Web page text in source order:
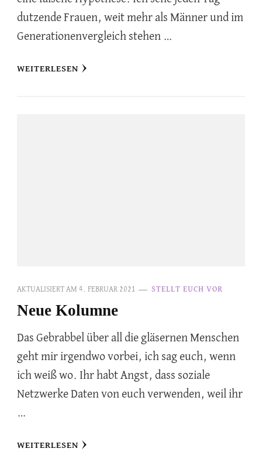
dutzende Frauen, weit mehr als Männer und im
Generationenvergleich stehen …
WEITERLESEN
AKTUALISIERT AM 4. FEBRUAR 2021 STELLT EUCH VOR
Neue Kolumne
Das Gebrabbel über all die gläsernen Menschen
geht mir irgendwo vorbei, ich sag euch, wenn
ich weiß wo. Ihr habt Angst, dass soziale
Netzwerke Daten von euch verwenden, weil ihr
…
WEITERLESEN